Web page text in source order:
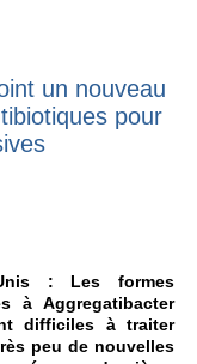
un nouveau
pour
Unis : Les formes
à Aggregatibacter
difficiles à traiter
peu de nouvelles